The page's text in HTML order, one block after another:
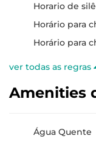
Horario de
Horário para
Horário para
ver todas as regras
Amenities
Água Quente